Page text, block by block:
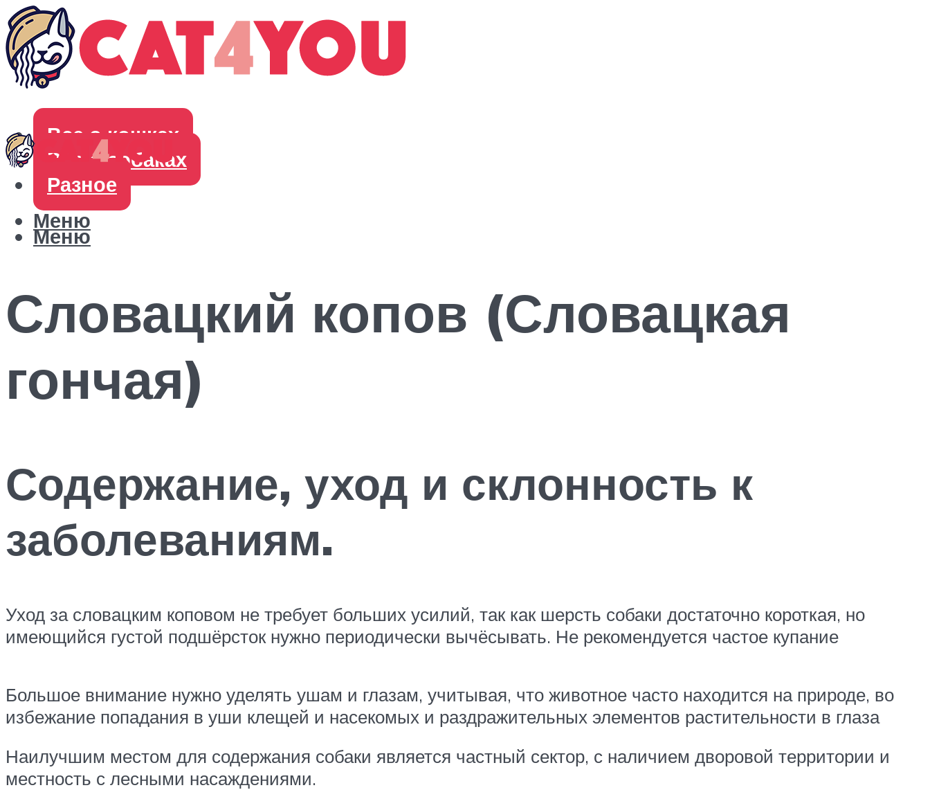
Все о кошках
Все о собаках
Разное
Меню
Меню
Словацкий копов (Словацкая
гончая)
Содержание, уход и склонность к
заболеваниям.
Уход за словацким коповом не требует больших усилий, так как шерсть собаки достаточно короткая, но
имеющийся густой подшёрсток нужно периодически вычёсывать. Не рекомендуется частое купание
Большое внимание нужно уделять ушам и глазам, учитывая, что животное часто находится на природе, во
избежание попадания в уши клещей и насекомых и раздражительных элементов растительности в глаза
Наилучшим местом для содержания собаки является частный сектор, с наличием дворовой территории и
местность с лесными насаждениями.